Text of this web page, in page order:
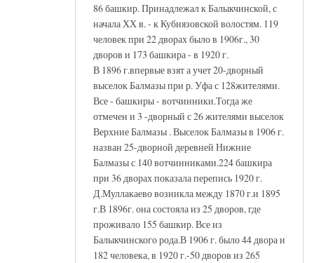
86 башкир. Принадлежал к Балыкчинской, с
начала ХХ в. - к Кубиязовской волостям. 119
человек при 22 дворах было в 1906г., 30
дворов и 173 башкира - в 1920 г.
В 1896 г.впервые взят а учет 20-дворный
выселок Балмазы при р. Уфа с 128жителями.
Все - башкиры - вотчинники.Тогда же
отмечен и 3 -дворный с 26 жителями выселок
Верхние Балмазы . Выселок Балмазы в 1906 г.
назван 25-дворной деревней Нижние
Балмазы с 140 вотчинниками.224 башкира
при 36 дворах показала перепись 1920 г.
Д.Муллакаево возникла между 1870 г.и 1895
г.В 1896г. она состояла из 25 дворов, где
проживало 155 башкир. Все из
Балыкчинского рода.В 1906 г. было 44 двора и
182 человека, в 1920 г.-50 дворов из 265